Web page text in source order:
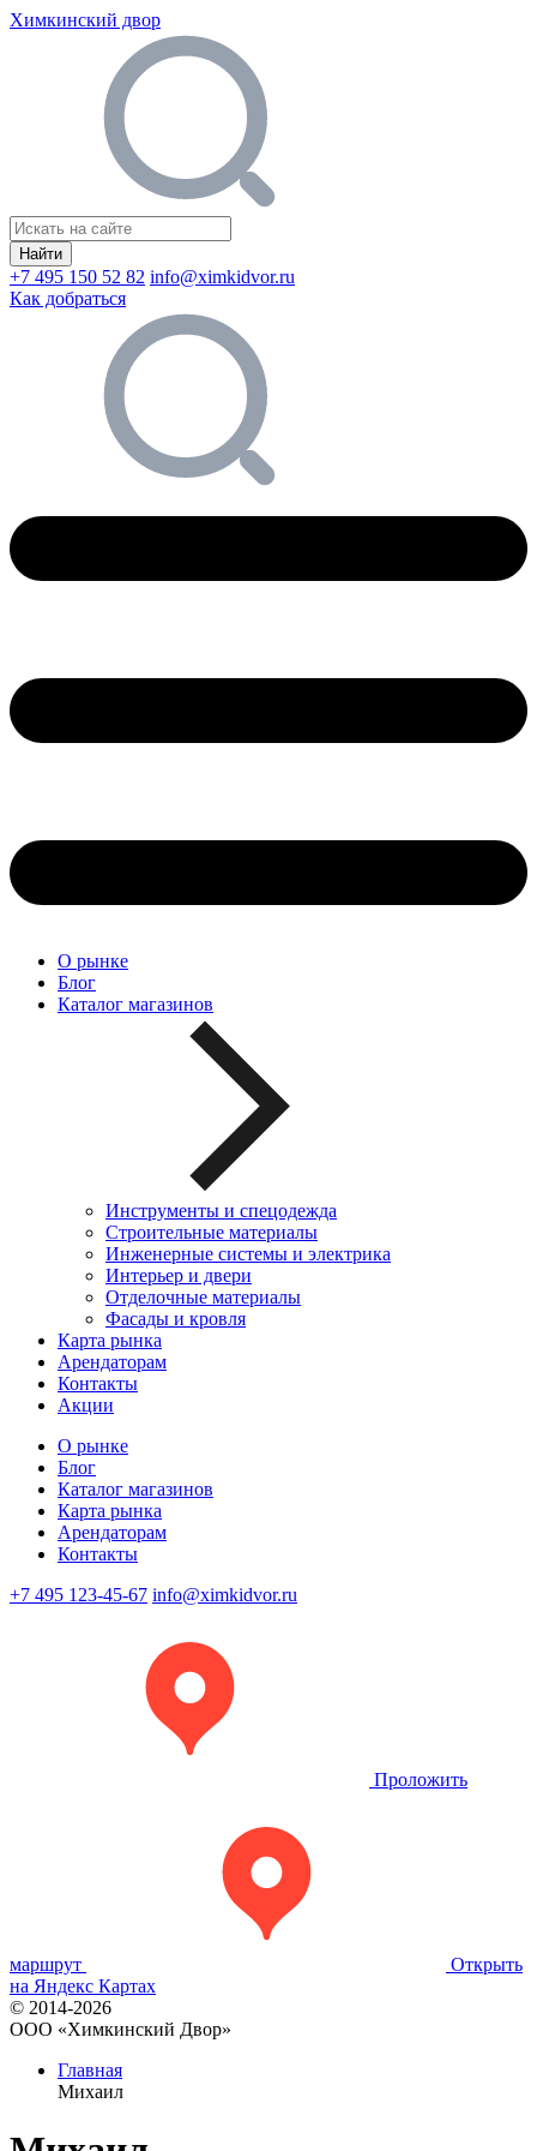
Химкинский двор
Найти
+7 495 150 52 82 info@ximkidvor.ru
Как добраться
О рынке
Блог
Каталог магазинов
Инструменты и спецодежда
Строительные материалы
Инженерные системы и электрика
Интерьер и двери
Отделочные материалы
Фасады и кровля
Карта рынка
Арендаторам
Контакты
Акции
О рынке
Блог
Каталог магазинов
Карта рынка
Арендаторам
Контакты
+7 495 123-45-67 info@ximkidvor.ru
Проложить
маршрут
Открыть
на Яндекс Картах
© 2014-2026
OOO «Химкинский Двор»
Главная
Михаил